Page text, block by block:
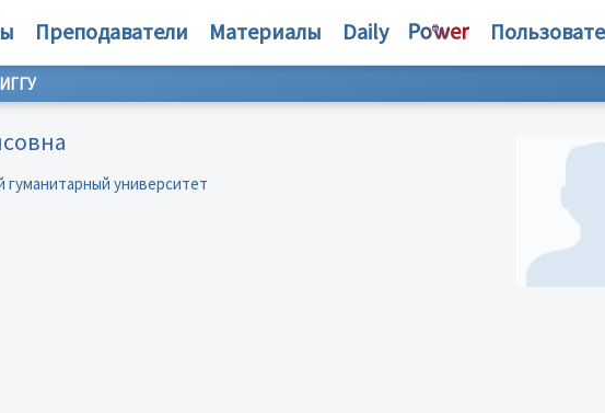
Преподаватели Материалы Daily
ИГГУ
гуманитарный университет